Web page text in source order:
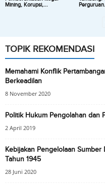
Mining, Korupsi,...
TOPIK REKOMENDASI
Memahami Konflik
Berkeadilan
8 November 2020
Politik Hukum Pengolahan dan
2 April 2019
Kebijakan Pengelolaan
Tahun 1945
28 Juni 2020